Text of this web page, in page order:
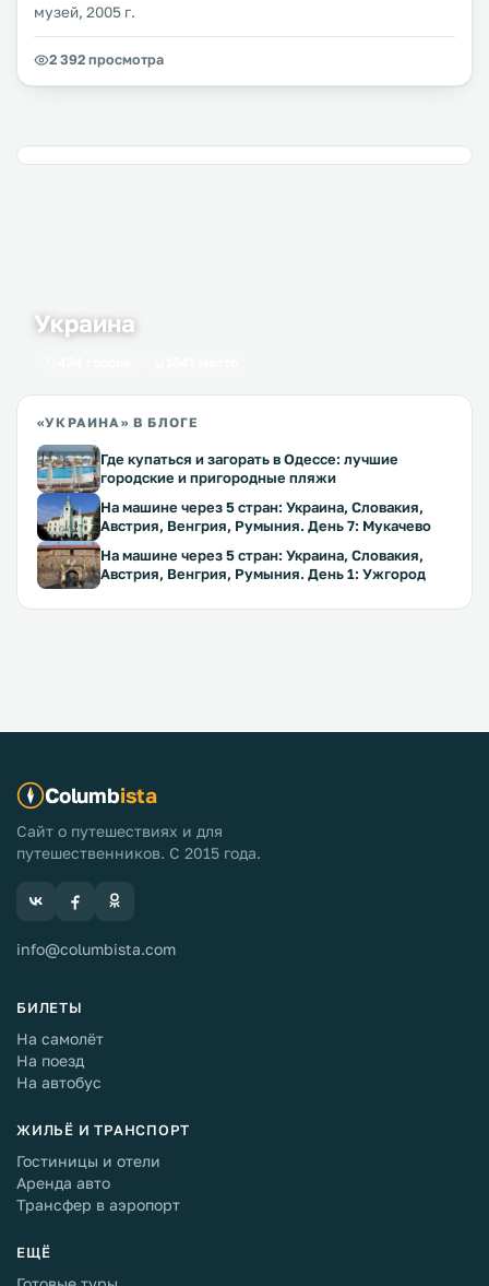
музей, 2005 г.
2 392 просмотра
Украина
«УКРАИНА» В БЛОГЕ
Где купаться и загорать в Одессе: лучшие
городские и пригородные пляжи
На машине через 5 стран: Украина, Словакия,
Австрия, Венгрия, Румыния. День 7: Мукачево
На машине через 5 стран: Украина, Словакия,
Австрия, Венгрия, Румыния. День 1: Ужгород
Columbista
Сайт о путешествиях и для
путешественников. С 2015 года.
info@columbista.com
БИЛЕТЫ
На самолёт
На поезд
На автобус
ЖИЛЬЁ И ТРАНСПОРТ
Гостиницы и отели
Аренда авто
Трансфер в аэропорт
ЕЩЁ